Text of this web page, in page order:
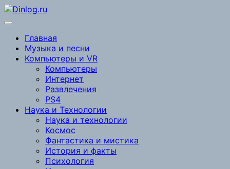
Перейти
к
Главная
Музыка и песни
Компьютеры и VR
Компьютеры
Интернет
Развлечения
PS4
Наука и Технологии
Наука и технологии
Космос
Фантастика и мистика
История и факты
Психология